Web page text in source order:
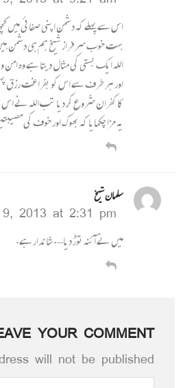
اس سے پہلے کہ دشمن اپنی صفائی میں
بہت خوب سرفراز شیخ ہم ہی دشمن
اللہ ایک بستی کی مثال دیتا ہے وہ
اور ہر طرف سے اس کو بفراغت رزق
کا کفران شروع کر دیا تب اللہ نے
یہ مزا چکھایا کہ بھوک اور خوف کی
سلمان شیخ
2013 at 2:31 pm
میں نے آئنہ توڑ دیا…. شاندار ہے.
YOUR COMMENT
will not be published.*